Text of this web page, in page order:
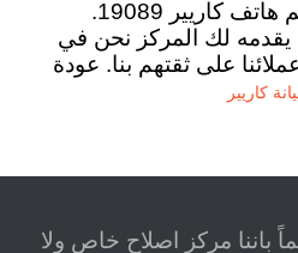
بالجيزة اتصل بنا على رقم هاتف كاريير 19089.
لك المركز نحن في
على ثقتهم بنا. عودة
كاريير
باننا مركز اصلاح خاص ولا